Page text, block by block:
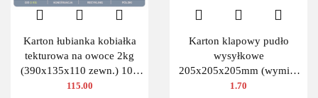
Karton łubianka kobiałka
tekturowa na owoce 2kg
(390x135x110 zewn.) 100
szt.
115.00
Karton klapowy pudło
wysyłkowe
205x205x205mm (wymiar
zewn.) Fala B 480g/m2
1.70